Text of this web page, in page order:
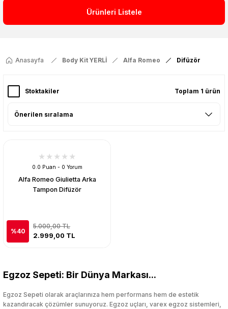
Ürünleri Listele
Anasayfa Body Kit YERLİ Alfa Romeo Difüzör
Stoktakiler Toplam 1 ürün
0.0 Puan - 0 Yorum
Alfa Romeo Giulietta Arka
Tampon Difüzör
%40
5.000,00 TL
2.999,00 TL
Egzoz Sepeti: Bir Dünya Markası...
Egzoz Sepeti olarak araçlarınıza hem performans hem de estetik
kazandıracak çözümler sunuyoruz. Egzoz uçları, varex egzoz sistemleri,